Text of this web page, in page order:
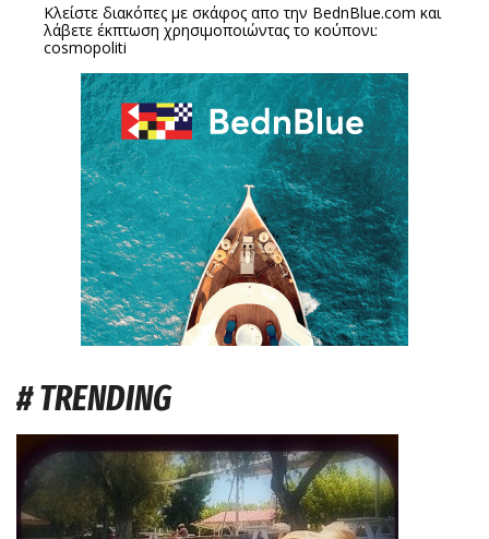
Κλείστε διακόπες με σκάφος απο την BednBlue.com και
λάβετε έκπτωση χρησιμοποιώντας το κούπονι:
cosmopoliti
# TRENDING